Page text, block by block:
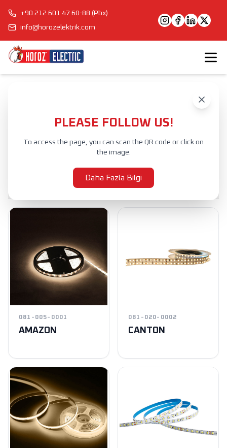
+90 212 601 47 60-88 (Pbx)
info@horozelektrik.com
PLEASE FOLLOW US!
To access the page, you can scan the QR code or click on
the image.
Daha Fazla Bilgi
ŞERİT LED
ŞERİT LED
081-005-0001
AMAZON
081-020-0002
CANTON